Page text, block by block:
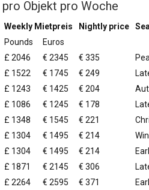
Objekt pro Woche
Weekly Mietpreis Nightly price
Pounds
Euros
£ 2046 € 2345 € 335
£ 1522 € 1745 € 249
£ 1243 € 1425 € 204
£ 1086 € 1245 € 178
£ 1348 € 1545 € 221
£ 1304 € 1495 € 214
£ 1304 € 1495 € 214
£ 1871 € 2145 € 306
£ 2264 € 2595 € 371